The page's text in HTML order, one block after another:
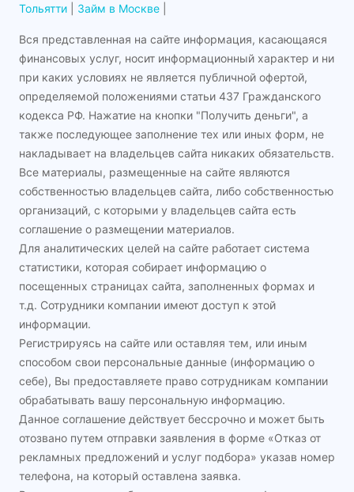
Тольятти
Займ в Москве
Вся представленная на сайте информация, касающаяся
финансовых услуг, носит информационный характер и ни
при каких условиях не является публичной офертой,
определяемой положениями статьи 437 Гражданского
кодекса РФ. Нажатие на кнопки "Получить деньги", а
также последующее заполнение тех или иных форм, не
накладывает на владельцев сайта никаких обязательств.
Все материалы, размещенные на сайте являются
собственностью владельцев сайта, либо собственностью
организаций, с которыми у владельцев сайта есть
соглашение о размещении материалов.
Для аналитических целей на сайте работает система
статистики, которая собирает информацию о
посещенных страницах сайта, заполненных формах и
т.д. Сотрудники компании имеют доступ к этой
информации.
Регистрируясь на сайте или оставляя тем, или иным
способом свои персональные данные (информацию о
себе), Вы предоставляете право сотрудникам компании
обрабатывать вашу персональную информацию.
Данное соглашение действует бессрочно и может быть
отозвано путем отправки заявления в форме «Отказ от
рекламных предложений и услуг подбора» указав номер
телефона, на который оставлена заявка.